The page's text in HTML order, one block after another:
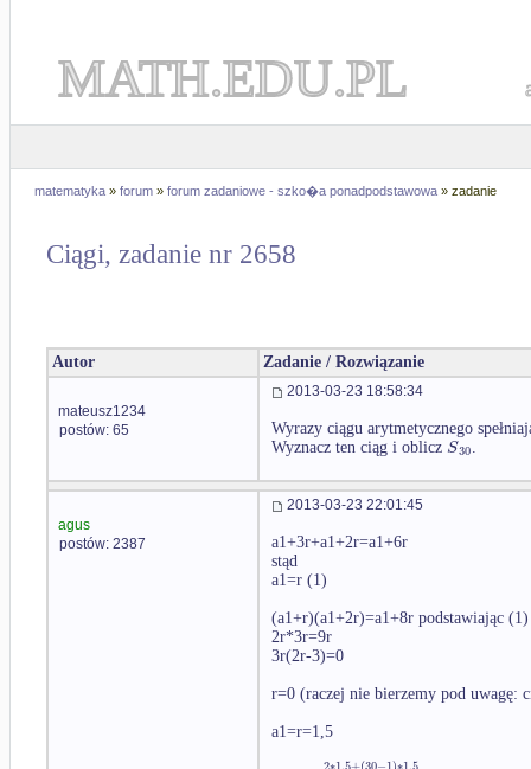
MATH.EDU.PL
matematyka » forum » forum zadaniowe - szko�a ponadpodstawowa » zadanie
Ciągi, zadanie nr 2658
Autor Zadanie / Rozwiązanie
mateusz1234
postów: 65
2013-03-23 18:58:34
Wyrazy ciągu arytmetycznego
Wyznacz ten ciąg i oblicz S30.
agus
postów: 2387
2013-03-23 22:01:45
a1+3r+a1+2r=a1+6r
stąd
a1=r (1)
(a1+r)(a1+2r)=a1+8r podstawiając (1)
2r*3r=9r
3r(2r-3)=0
r=0 (raczej nie bierzemy pod uwagę:
a1=r=1,5